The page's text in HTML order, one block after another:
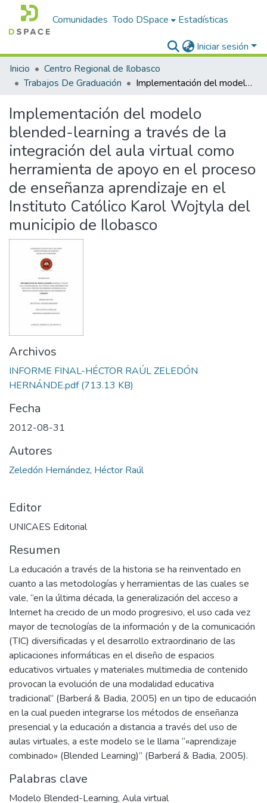
Comunidades Todo DSpace Estadísticas
Iniciar sesión
Inicio
Centro Regional de Ilobasco
Trabajos De Graduación
Implementación del modelo blended-learning a través de la integración del aula virtual como herramienta de apoyo en el proceso de enseñanza aprendizaje en el Instituto Católico Karol Wojtyla del municipio de Ilobasco
Implementación del modelo
blended-learning a través de la
integración del aula virtual como
herramienta de apoyo en el proceso
de enseñanza aprendizaje en el
Instituto Católico Karol Wojtyla del
municipio de Ilobasco
Archivos
INFORME FINAL-HÉCTOR RAÚL ZELEDÓN
HERNÁNDE.pdf(713.13 KB)
Fecha
2012-08-31
Autores
Zeledón Hernández, Héctor Raúl
Editor
UNICAES Editorial
Resumen
La educación a través de la historia se ha reinventado en
cuanto a las metodologías y herramientas de las cuales se
vale, “en la última década, la generalización del acceso a
Internet ha crecido de un modo progresivo, el uso cada vez
mayor de tecnologías de la información y de la comunicación
(TIC) diversificadas y el desarrollo extraordinario de las
aplicaciones informáticas en el diseño de espacios
educativos virtuales y materiales multimedia de contenido
provocan la evolución de una modalidad educativa
tradicional” (Barberá & Badia, 2005) en un tipo de educación
en la cual pueden integrarse los métodos de enseñanza
presencial y la educación a distancia a través del uso de
aulas virtuales, a este modelo se le llama “«aprendizaje
combinado» (Blended Learning)” (Barberá & Badia, 2005).
Palabras clave
Modelo Blended-Learning, Aula virtual